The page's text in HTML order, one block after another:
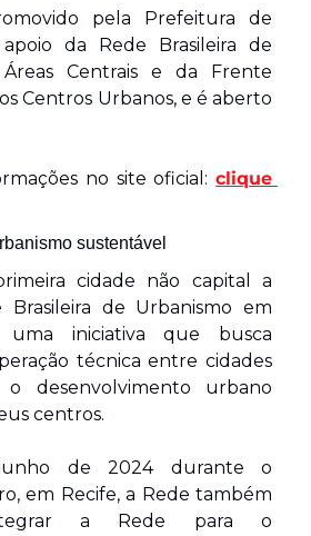
pela Prefeitura de
da Rede Brasileira de
Centrais e da Frente
Centros Urbanos, e é aberto
no site oficial: clique
sustentável
cidade não capital a
de Urbanismo em
uma iniciativa que busca
técnica entre cidades
desenvolvimento urbano
centros.
de 2024 durante o
em Recife, a Rede também
a Rede para o